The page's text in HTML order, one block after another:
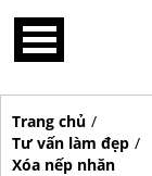
Trang chủ /
Tư vấn làm đẹp /
Xóa nếp nhăn